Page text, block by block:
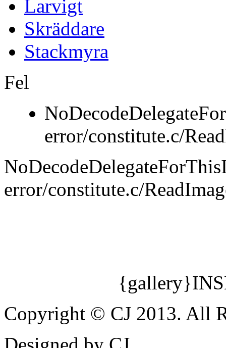
Larvigt
Skräddare
Stackmyra
Fel
error/constitute.c/
error/constitute.c/
Copyright © CJ 2013. All